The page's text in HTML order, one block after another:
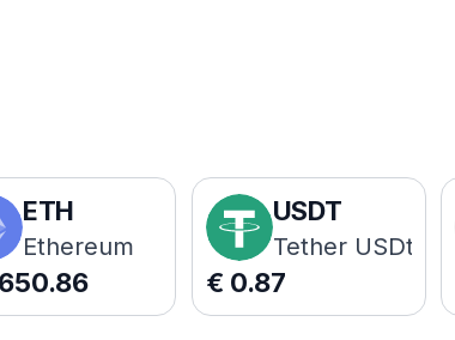
ETH
Ethereum
USDT
Tether USDt
€ 0.87